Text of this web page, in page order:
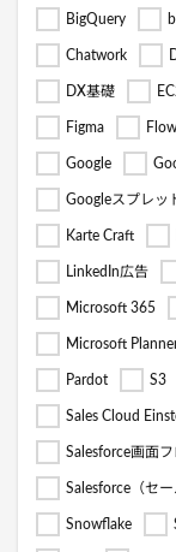
BigQuery
Chatwork
DX基礎
Figma
Google
Googleスプレッ
Karte Craft
LinkedIn広告
Microsoft 365
Microsoft
Pardot S3
Sales Cloud
Salesforce画面フ
Salesforce（セー
Snowflake